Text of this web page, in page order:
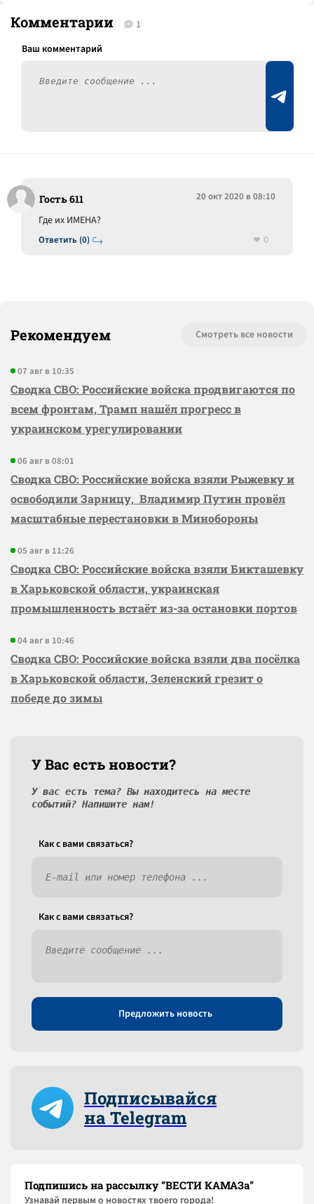
Комментарии 1
Гость 611 20 окт 2020 в 08:10
Ответить (0)
Где их ИМЕНА?
0
Рекомендуем Смотреть все новости
07 авг в 10:35
Сводка СВО: Российские войска продвигаются по
всем фронтам, Трамп нашёл прогресс в
украинском урегулировании
06 авг в 08:01
Сводка СВО: Российские войска взяли Рыжевку и
освободили Зарницу, Владимир Путин провёл
масштабные перестановки в Минобороны
05 авг в 11:26
Сводка СВО: Российские войска взяли Бикташевку
в Харьковской области, украинская
промышленность встаёт из-за остановки портов
04 авг в 10:46
Сводка СВО: Российские войска взяли два посёлка
в Харьковской области, Зеленский грезит о
победе до зимы
У Вас есть новости?
У вас есть тема? Вы находитесь на месте
событий? Напишите нам!
Как c вами связаться?
Как c вами связаться?
Предложить новость
Подписывайся
на Telegram
Подпишись на рассылку “ВЕСТИ КАМАЗа”
Узнaвай первым о новостях твоего города!